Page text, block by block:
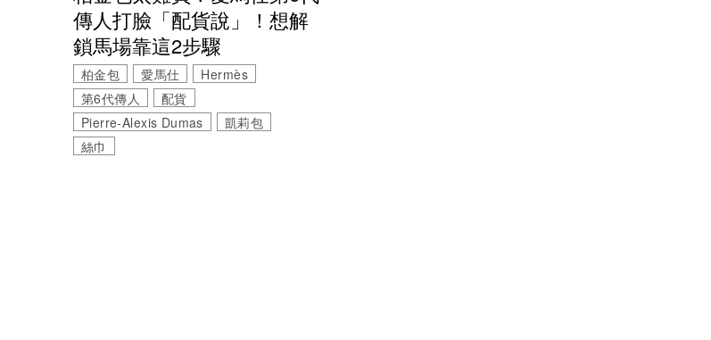
傳人打臉「配貨說」！想解
鎖馬場靠這2步驟
柏金包 愛馬仕
Hermès
第6代傳人
配貨
Pierre-Alexis Dumas
凱莉包
絲巾